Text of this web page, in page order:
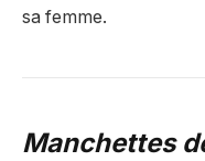
sa femme.
Manchettes